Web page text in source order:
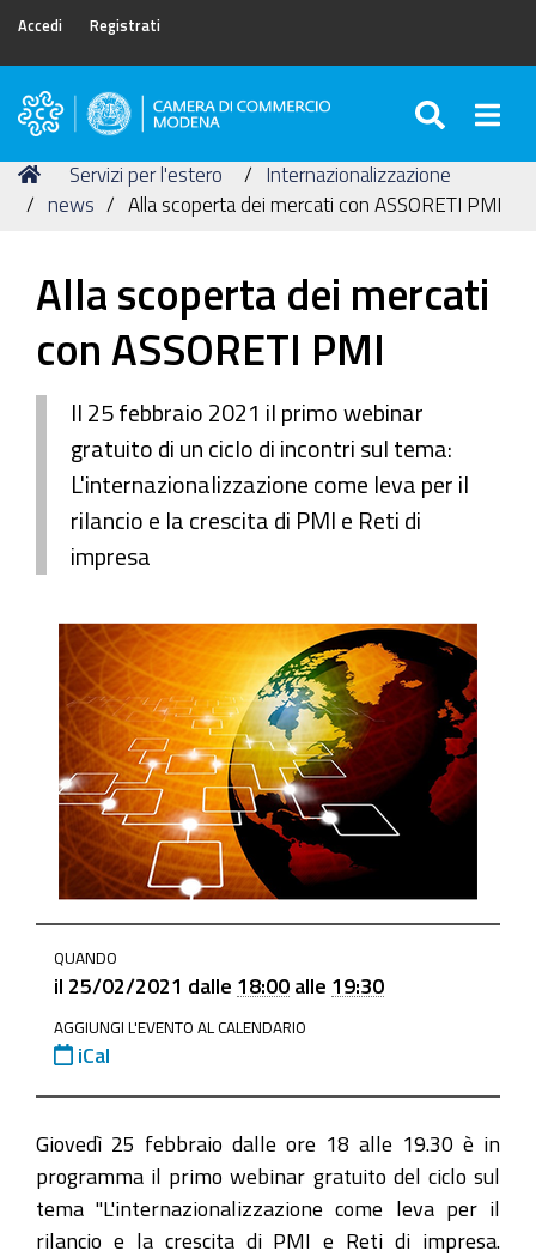
Accedi Registrati
Camera
Commercio
di
Tu
sei
Home
Servizi per l'estero
Internazionalizzazione
news
Alla scoperta dei mercati con ASSORETI PMI
Alla scoperta dei mercati
con ASSORETI PMI
Il 25 febbraio 2021 il primo webinar
gratuito di un ciclo di incontri sul tema:
L'internazionalizzazione come leva per il
rilancio e la crescita di PMI e Reti di
impresa
estero/internazionalizzazione/news/alla-
scoperta-
dei-
mercati-
con-
assoreti-
Alla
scoperta
QUANDO
il 25/02/2021 dalle 18:00 alle 19:30
AGGIUNGI L'EVENTO AL CALENDARIO
iCal
Giovedì 25 febbraio dalle ore 18 alle 19.30 è in
programma il primo webinar gratuito del ciclo sul
tema "L'internazionalizzazione come leva per il
rilancio e la crescita di PMI e Reti di impresa.